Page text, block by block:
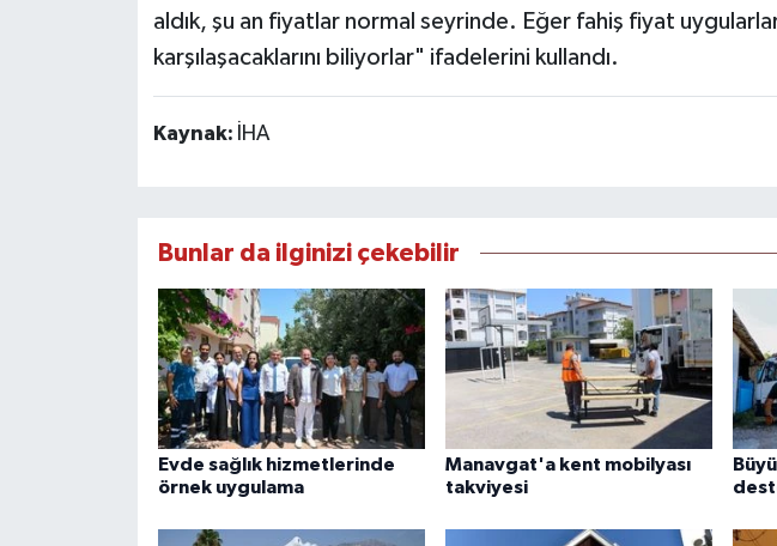
aldık, şu an fiyatlar normal seyrinde. Eğer fahiş fiyat
karşılaşacaklarını biliyorlar" ifadelerini kullandı.
Kaynak: İHA
Bunlar da ilginizi çekebilir
Evde sağlık hizmetlerinde
örnek uygulama
Manavgat'a kent mobilyası
takviyesi